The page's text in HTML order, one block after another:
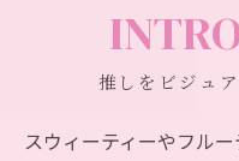
推しをビジュ
スウィーティーやフル